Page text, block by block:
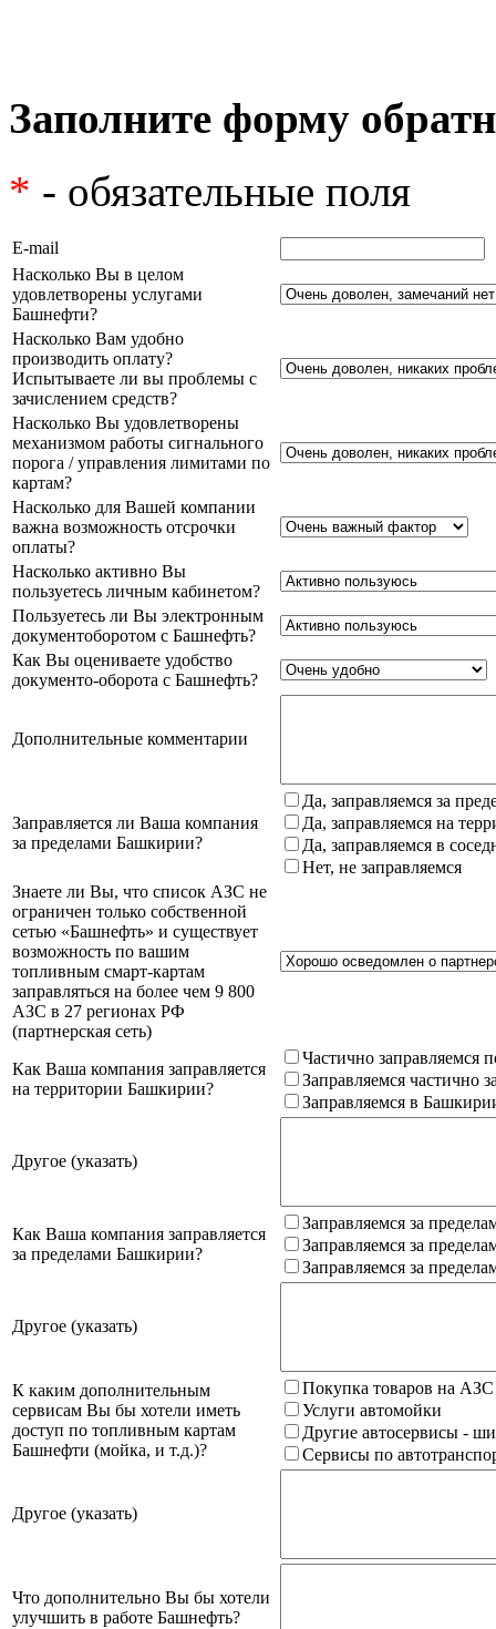
Заполните форму
* - обязательные поля
E-mail
Насколько Вы в целом
удовлетворены услугами
Башнефти?
Насколько Вам удобно
производить оплату?
Испытываете ли вы проблемы с
зачислением средств?
Насколько Вы удовлетворены
механизмом работы сигнального
порога / управления лимитами по
картам?
Насколько для Вашей компании
важна возможность отсрочки
оплаты?
Насколько активно Вы
пользуетесь личным кабинетом?
Пользуетесь ли Вы электронным
документоборотом с Башнефть?
Как Вы оцениваете удобство
документо-оборота с Башнефть?
Дополнительные комментарии
Заправляется ли Ваша компания
за пределами Башкирии?
Да, заправляемся за
Да, заправляемся на
Да, заправляемся в
Нет, не заправляемся
Знаете ли Вы, что список АЗС не
ограничен только собственной
сетью «Башнефть» и существует
возможность по вашим
топливным смарт-картам
заправляться на более чем 9 800
АЗС в 27 регионах РФ
(партнерская сеть)
Как Ваша компания заправляется
на территории Башкирии?
Частично заправляемся
Заправляемся частично
Заправляемся в
Другое (указать)
Как Ваша компания заправляется
за пределами Башкирии?
Заправляемся за
Заправляемся за
Заправляемся за
Другое (указать)
К каким дополнительным
сервисам Вы бы хотели иметь
доступ по топливным картам
Башнефти (мойка, и т.д.)?
Покупка товаров на
Услуги автомойки
Другие автосервисы -
Сервисы по
Другое (указать)
Что дополнительно Вы бы хотели
улучшить в работе Башнефть?